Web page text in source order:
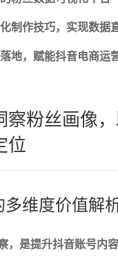
制作技巧，实现数据
地，赋能抖音电商运
察粉丝画像
位
维度价值解
，是提升抖音账号内